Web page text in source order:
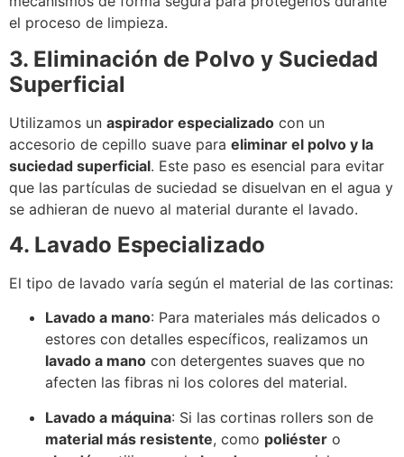
el proceso de limpieza.
3. Eliminación de Polvo y Suciedad
Superficial
Utilizamos un aspirador especializado con un
accesorio de cepillo suave para eliminar el polvo y la
suciedad superficial. Este paso es esencial para evitar
que las partículas de suciedad se disuelvan en el agua y
se adhieran de nuevo al material durante el lavado.
4. Lavado Especializado
El tipo de lavado varía según el material de las cortinas:
Lavado a mano: Para materiales más delicados o
estores con detalles específicos, realizamos un
lavado a mano con detergentes suaves que no
afecten las fibras ni los colores del material.
Lavado a máquina: Si las cortinas rollers son de
material más resistente, como poliéster o